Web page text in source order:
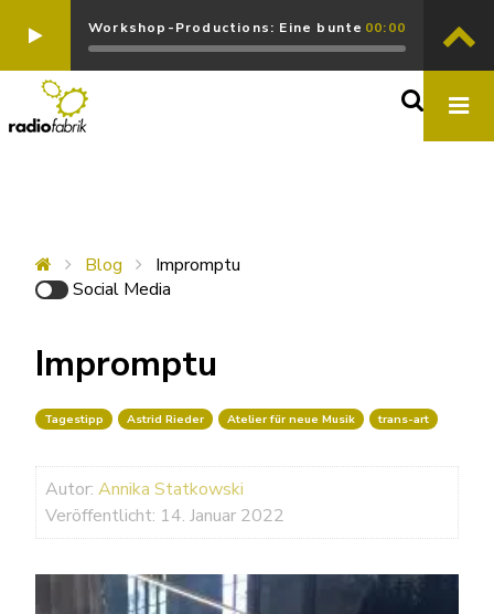
Workshop-Productions: Eine bunte 00:00
Blog
Impromptu
Social Media
Impromptu
Tagestipp Astrid Rieder Atelier für neue Musik trans-art
Autor: Annika Statkowski
Veröffentlicht: 14. Januar 2022